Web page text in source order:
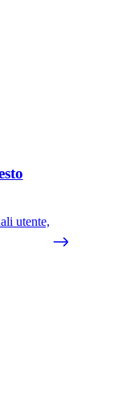
utente,
e sono conformi
stelle da parte degli